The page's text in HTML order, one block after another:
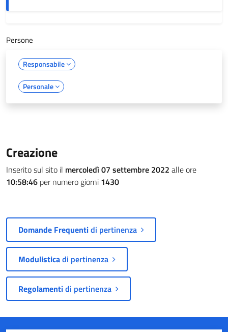
Persone
Responsabile
Personale
Creazione
Inserito sul sito il mercoledì 07 settembre 2022 alle ore
10:58:46 per numero giorni 1430
Domande Frequentidi pertinenza
Modulisticadi pertinenza
Regolamentidi pertinenza